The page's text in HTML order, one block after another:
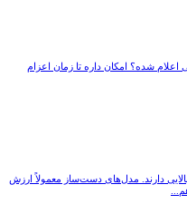
چه اساسی اعلام شده؟ امکان داره تا زمان اعزام
دارند. مدل‌های دست‌ساز معمولاً ارزش